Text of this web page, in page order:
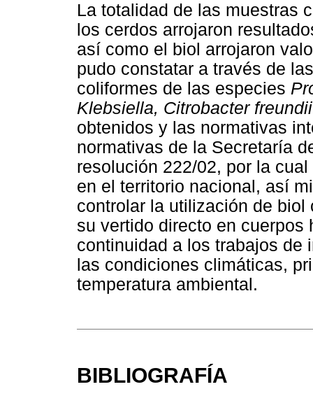
La totalidad de las muestras
los cerdos arrojaron
así como el biol arrojaron
pudo constatar a través de
coliformes de las especies
Klebsiella, Citrobacter freundii
obtenidos y las normativas
normativas de la Secretaría
resolución 222/02, por la
en el territorio nacional, así
controlar la utilización de
su vertido directo en
continuidad a los trabajos de
las condiciones climáticas,
temperatura ambiental.
BIBLIOGRAFÍA